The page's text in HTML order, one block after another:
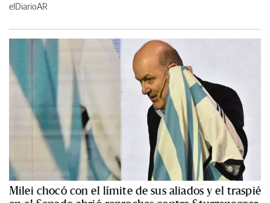
elDiarioAR
Milei chocó con el límite de sus aliados y el traspié